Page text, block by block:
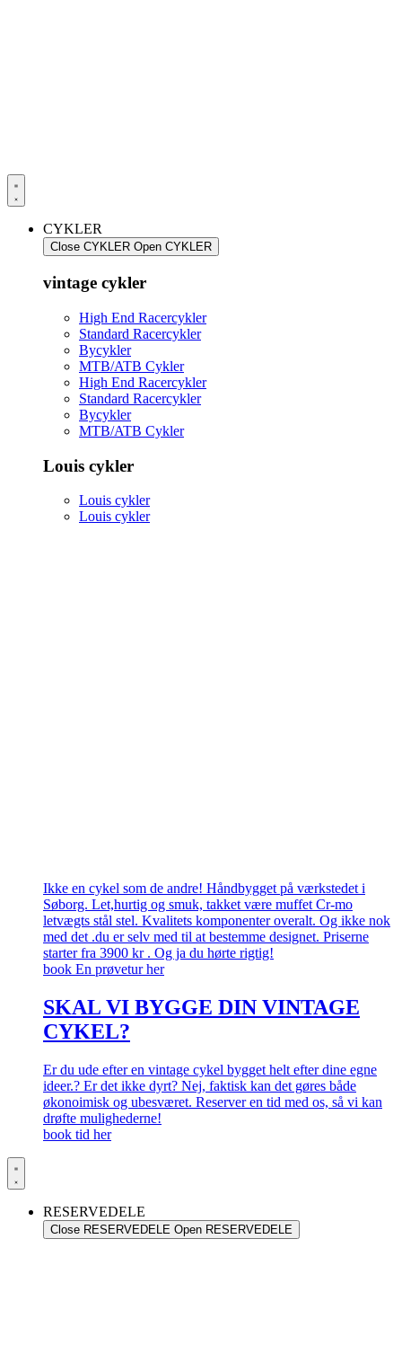
CYKLER
Close CYKLER Open CYKLER
vintage cykler
High End Racercykler
Standard Racercykler
Bycykler
MTB/ATB Cykler
High End Racercykler
Standard Racercykler
Bycykler
MTB/ATB Cykler
Louis cykler
Louis cykler
Louis cykler
Ikke en cykel som de andre! Håndbygget på værkstedet i
Søborg. Let,hurtig og smuk, takket være muffet Cr-mo
letvægts stål stel. Kvalitets komponenter overalt. Og ikke nok
med det .du er selv med til at bestemme designet. Priserne
starter fra 3900 kr . Og ja du hørte rigtig!
book En prøvetur her
SKAL VI BYGGE DIN VINTAGE
CYKEL?
Er du ude efter en vintage cykel bygget helt efter dine egne
ideer.? Er det ikke dyrt? Nej, faktisk kan det gøres både
økonoimisk og ubesværet. Reserver en tid med os, så vi kan
drøfte mulighederne!
book tid her
RESERVEDELE
Close RESERVEDELE Open RESERVEDELE